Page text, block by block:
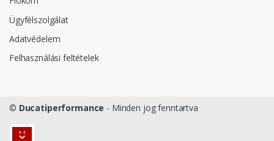
Ügyfélszolgálat
Adatvédelem
Felhasználási feltételek
© Ducatiperformance - Minden jog fenntartva